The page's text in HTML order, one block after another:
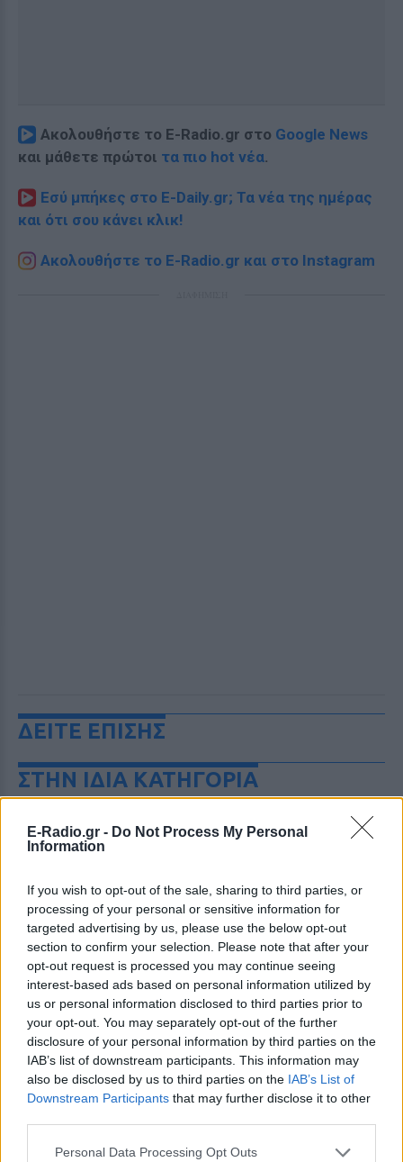
E-Radio.gr - Do Not Process My Personal
Information
If you wish to opt-out of the sale, sharing to third parties, or
processing of your personal or sensitive information for
targeted advertising by us, please use the below opt-out
section to confirm your selection. Please note that after your
opt-out request is processed you may continue seeing
interest-based ads based on personal information utilized by
us or personal information disclosed to third parties prior to
your opt-out. You may separately opt-out of the further
disclosure of your personal information by third parties on the
IAB’s list of downstream participants. This information may
also be disclosed by us to third parties on the IAB’s List of
Downstream Participants that may further disclose it to other
Personal Data Processing Opt Outs
Ακολουθήστε το E-Radio.gr στο Google News
και μάθετε πρώτοι τα πιο hot νέα.
Εσύ μπήκες στο E-Daily.gr; Τα νέα της ημέρας
και ότι σου κάνει κλικ!
Ακολουθήστε το E-Radio.gr και στο Instagram
ΔΕΙΤΕ ΕΠΙΣΗΣ
ΣΤΗΝ ΙΔΙΑ ΚΑΤΗΓΟΡΙΑ
Χρήστος Δάντης: «Συνάδελφοι
προσπαθούν να ξεχάσουν ότι
ΧΤΕΣ
Ο συνθέτης μίλησε ανοιχτά για την
αχαριστία που βιώνει στον χώρο της
μουσικής, 22 χρόνια μετά τη νίκη της
Ελλάδας στη Eurovision.
Νεαρός στο λιμάνι του Πειραιά:
«Πάω διακοπές έναν μήνα» ‑ Η
απίθανη ατάκα στην κάμερα του
MEGA
ΧΤΕΣ
Η κάμερα της εκπομπής «Κοινωνία Ώρα
στιγμή από το λιμάνι του Πειραιά, την